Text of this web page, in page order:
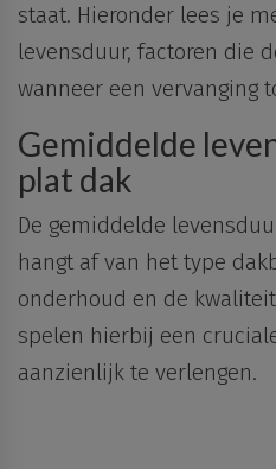
staat. Hieronder lees je
levensduur, factoren die
wanneer een vervanging
Gemiddelde
plat dak
De gemiddelde
hangt af van het type
onderhoud en de
spelen hierbij een
aanzienlijk te verlengen.